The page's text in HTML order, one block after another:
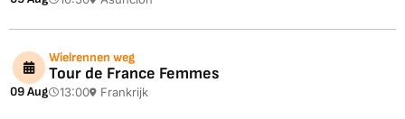
09 Aug
Wielrennen weg
Tour de France Femmes
13:00 Frankrijk